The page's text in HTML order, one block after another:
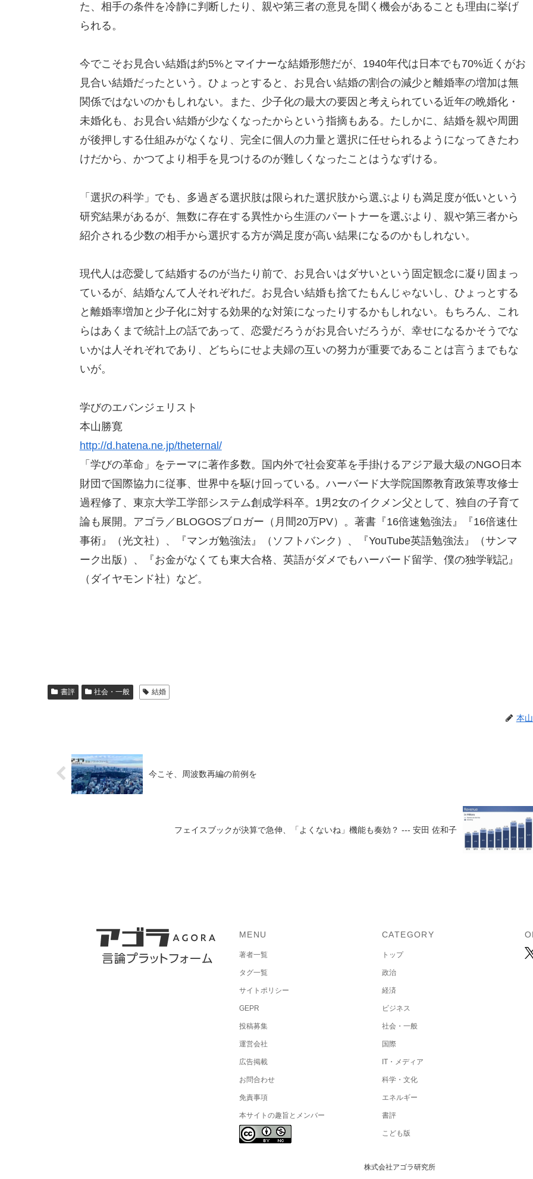
た、相手の条件を冷静に判断したり、親や第三者の意見を聞く機会があることも理由に挙げ
られる。
今でこそお見合い結婚は約5%とマイナーな結婚形態だが、1940年代は日本でも70%近くがお
見合い結婚だったという。ひょっとすると、お見合い結婚の割合の減少と離婚率の増加は無
関係ではないのかもしれない。また、少子化の最大の要因と考えられている近年の晩婚化・
未婚化も、お見合い結婚が少なくなったからという指摘もある。たしかに、結婚を親や周囲
が後押しする仕組みがなくなり、完全に個人の力量と選択に任せられるようになってきたわ
けだから、かつてより相手を見つけるのが難しくなったことはうなずける。
「選択の科学」でも、多過ぎる選択肢は限られた選択肢から選ぶよりも満足度が低いという
研究結果があるが、無数に存在する異性から生涯のパートナーを選ぶより、親や第三者から
紹介される少数の相手から選択する方が満足度が高い結果になるのかもしれない。
現代人は恋愛して結婚するのが当たり前で、お見合いはダサいという固定観念に凝り固まっ
ているが、結婚なんて人それぞれだ。お見合い結婚も捨てたもんじゃないし、ひょっとする
と離婚率増加と少子化に対する効果的な対策になったりするかもしれない。もちろん、これ
らはあくまで統計上の話であって、恋愛だろうがお見合いだろうが、幸せになるかそうでな
いかは人それぞれであり、どちらにせよ夫婦の互いの努力が重要であることは言うまでもな
いが。
学びのエバンジェリスト
本山勝寛
http://d.hatena.ne.jp/theternal/
「学びの革命」をテーマに著作多数。国内外で社会変革を手掛けるアジア最大級のNGO日本
財団で国際協力に従事、世界中を駆け回っている。ハーバード大学院国際教育政策専攻修士
過程修了、東京大学工学部システム創成学科卒。1男2女のイクメン父として、独自の子育て
論も展開。アゴラ／BLOGOSブロガー（月間20万PV）。著書『16倍速勉強法』『16倍速仕
事術』（光文社）、『マンガ勉強法』（ソフトバンク）、『YouTube英語勉強法』（サンマ
ーク出版）、『お金がなくても東大合格、英語がダメでもハーバード留学、僕の独学戦記』
（ダイヤモンド社）など。
書評 社会・一般 結婚
本
今こそ、周波数再編の前例を
フェイスブックが決算で急伸、「よくないね」機能も奏効？ --- 安田 佐和子
MENU
著者一覧
タグ一覧
サイトポリシー
GEPR
投稿募集
運営会社
広告掲載
お問合わせ
免責事項
本サイトの趣旨とメンバー
CATEGORY
トップ
政治
経済
ビジネス
社会・一般
国際
IT・メディア
科学・文化
エネルギー
書評
こども版
株式会社アゴラ研究所